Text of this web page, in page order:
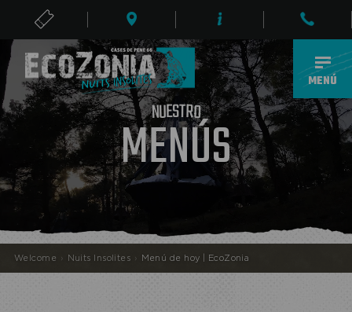
ES
MENÚ
ENTRADAS
NUESTRO
MENÚS
Welcome › Nuits Insolites › Menú de hoy | EcoZonia
ECOPARQUE